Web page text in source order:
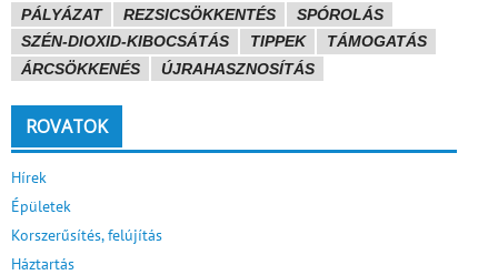
PÁLYÁZAT
REZSICSÖKKENTÉS
SPÓROLÁS
SZÉN-DIOXID-KIBOCSÁTÁS
TIPPEK
TÁMOGATÁS
ÁRCSÖKKENÉS
ÚJRAHASZNOSÍTÁS
ROVATOK
Hírek
Épületek
Korszerűsítés, felújítás
Háztartás